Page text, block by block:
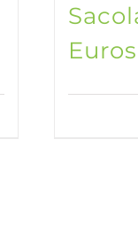
Euros